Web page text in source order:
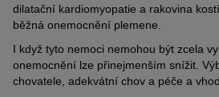
dilatační kardiomyopatie a rakovina
běžná onemocnění plemene.
I když tyto nemoci nemohou být zcela
onemocnění lze přinejmenším snížit.
chovatele, adekvátní chov a péče a